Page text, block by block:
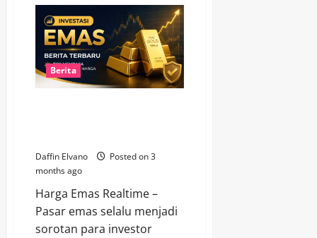
Emas
Global:
Tren
dan
Analisis
Minggu
Ini
Berita
Daffin Elvano
Posted on 3
months ago
Harga Emas Realtime –
Pasar emas selalu menjadi
sorotan para investor